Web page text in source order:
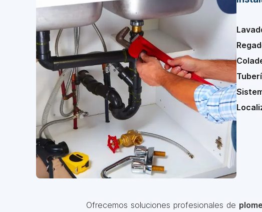
Ofrecemos soluciones profesionales de